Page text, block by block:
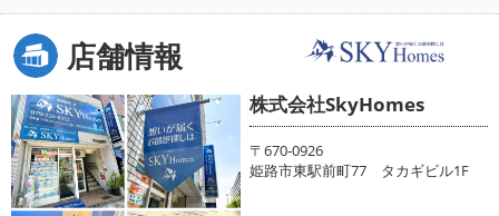
店舗情報
株式会社SkyHomes
〒670-0926
姫路市東駅前町77 タカギビル1F